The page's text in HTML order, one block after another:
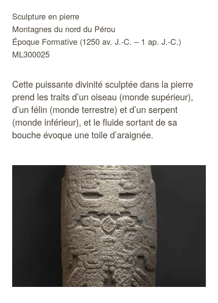
Sculpture en pierre
Montagnes du nord du Pérou
Époque Formative (1250 av. J.-C. – 1 ap. J.-C.)
ML300025
Cette puissante divinité sculptée dans la pierre
prend les traits d’un oiseau (monde supérieur),
d’un félin (monde terrestre) et d’un serpent
(monde inférieur), et le fluide sortant de sa
bouche évoque une toile d’araignée.